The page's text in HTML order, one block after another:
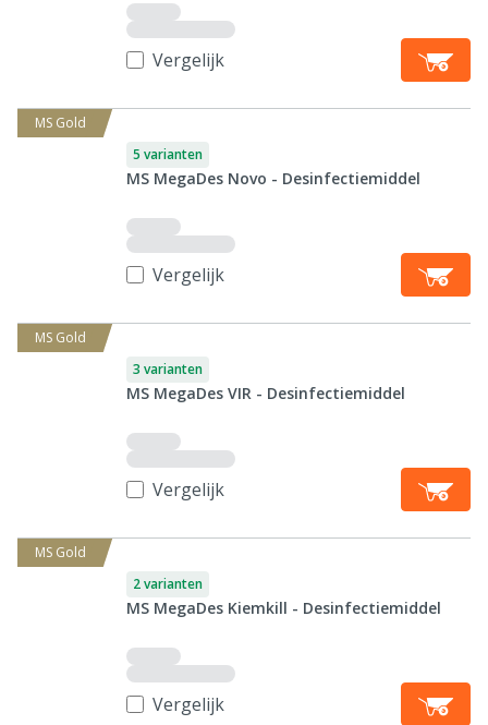
Vergelijk
MS Gold
5 varianten
MS MegaDes Novo - Desinfectiemiddel
Vergelijk
MS Gold
3 varianten
MS MegaDes VIR - Desinfectiemiddel
Vergelijk
MS Gold
2 varianten
MS MegaDes Kiemkill - Desinfectiemiddel
Vergelijk